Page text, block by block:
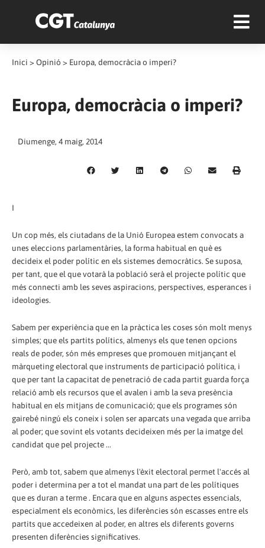
Inici > Opinió > Europa, democràcia o imperi?
Europa, democràcia o imperi?
Diumenge, 4 maig, 2014
I
Un cop més, els ciutadans de la Unió Europea estem convocats a
unes eleccions parlamentàries, la forma habitual en què es
decideix el poder polític en els sistemes democràtics. Se suposa,
per tant, que el que votarà la població serà el projecte polític que
més connecti amb les seves aspiracions, perspectives, esperances i
ideologies.
Sabem per experiència que en la pràctica les coses són molt menys
simples; que els partits polítics, almenys els que tenen opcions
reals de poder, són més empreses que promouen mitjançant el
màrqueting electoral que instruments de participació política, i
que per tant la capacitat de penetració de cada partit guarda força
relació amb els recursos que el avalen i amb la seva presència
habitual en els mitjans de comunicació; que els programes són
gairebé ningú els coneix i solen ser aparcats una vegada que arriba
al poder; que sovint els votants decideixen més per la imatge del
candidat que pel projecte ...
Però, amb tot, sabem que almenys l'èxit electoral permet l'accés al
poder i determina per a tot el mandat una part de les polítiques
que es duran a terme . Encara que en alguns aspectes essencials,
especialment els econòmics, les diferències són escasses entre els
partits que accedeixen al poder, en altres els diferents governs
presenten diferències significatives.